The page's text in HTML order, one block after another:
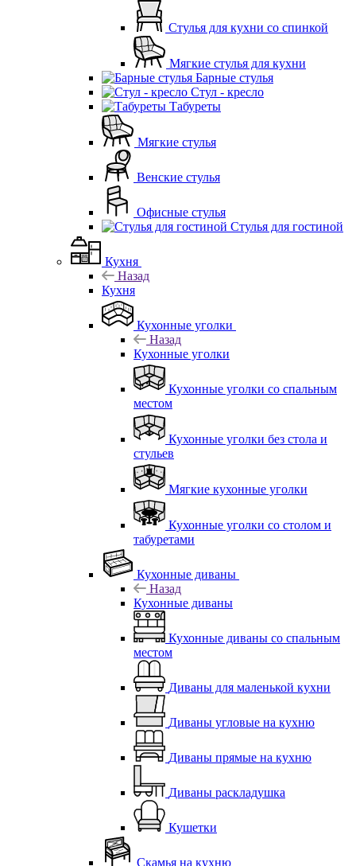
Стулья для кухни со спинкой
Мягкие стулья для кухни
Барные стулья
Стул - кресло
Табуреты
Мягкие стулья
Венские стулья
Офисные стулья
Стулья для гостиной
Кухня
Назад
Кухня
Кухонные уголки
Назад
Кухонные уголки
Кухонные уголки со спальным
местом
Кухонные уголки без стола и
стульев
Мягкие кухонные уголки
Кухонные уголки со столом и
табуретами
Кухонные диваны
Назад
Кухонные диваны
Кухонные диваны со спальным
местом
Диваны для маленькой кухни
Диваны угловые на кухню
Диваны прямые на кухню
Диваны раскладушка
Кушетки
Скамья на кухню